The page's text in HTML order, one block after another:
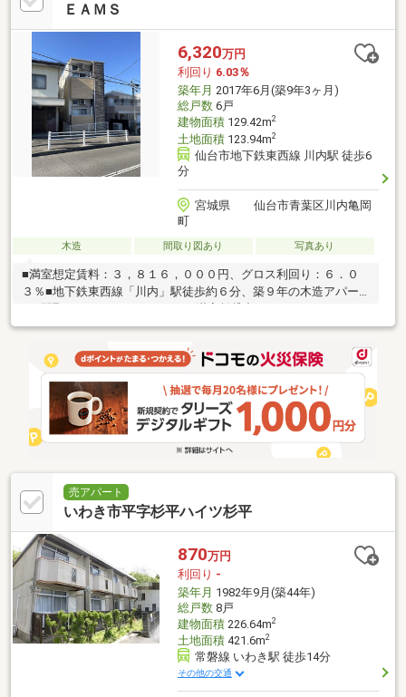
ＥＡＭＳ
6,320万円
利回り 6.03％
築年月 2017年6月(築9年3ヶ月)
総戸数6戸
建物面積129.42m2
土地面積123.94m2
仙台市地下鉄東西線 川内駅 徒歩6
分
宮城県 仙台市青葉区川内亀岡
町
木造 間取り図あり 写真あり
■満室想定賃料：３，８１６，０００円、グロス利回り：６．０
３％■地下鉄東西線「川内」駅徒歩約６分、築９年の木造アパー
売アパート
いわき市平字杉平ハイツ杉平
870万円
利回り -
築年月 1982年9月(築44年)
総戸数8戸
建物面積226.64m2
土地面積421.6m2
常磐線 いわき駅 徒歩14分
その他の交通